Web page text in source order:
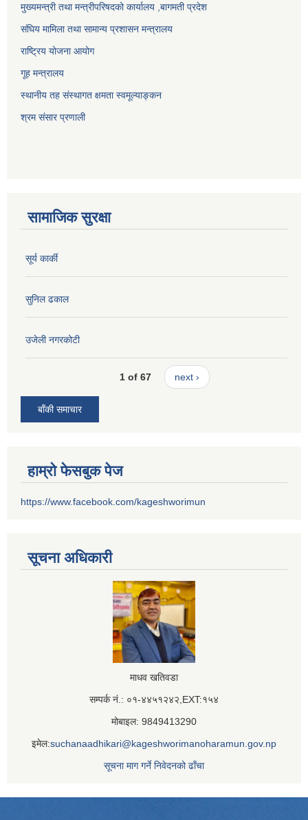
मुख्यमन्त्री तथा मन्त्रीपरिषदको कार्यालय ,बागमती प्रदेश
संघिय मामिला तथा सामान्य प्रशासन मन्त्रालय
राष्ट्रिय योजना आयोग
गूह मन्त्रालय
स्थानीय तह संस्थागत क्षमता स्वमूल्याङ्कन
श्रम संसार प्रणाली
सामाजिक सुरक्षा
सूर्य कार्की
सुनिल ढकाल
उजेली नगरकोटी
1 of 67 next ›
बाँकी समाचार
हाम्रो फेसबुक पेज
https://www.facebook.com/kageshworimun
सूचना अधिकारी
माधव खतिवडा
सम्पर्क नं.: ०१-४४५१२४२,EXT:१५४
मोबाइल: 9849413290
इमेल:suchanaadhikari@kageshworimanoharamun.gov.np
सूचना माग गर्ने निवेदनको ढाँचा